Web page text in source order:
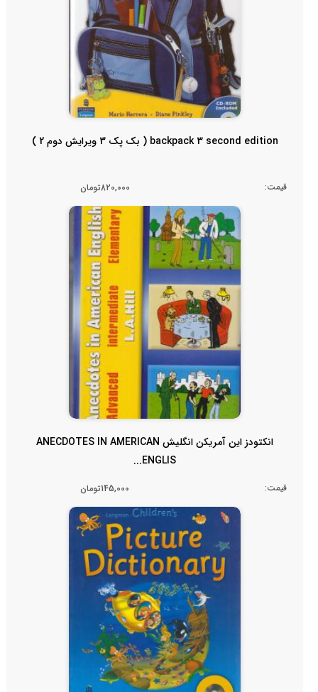
backpack 3 second edition ( بک پک 3 ویرایش دوم 2 )
قیمت: 820,000تومان
انکتودز این آمریکن انگلیش ANECDOTES IN AMERICAN
ENGLIS...
قیمت: 145,000تومان